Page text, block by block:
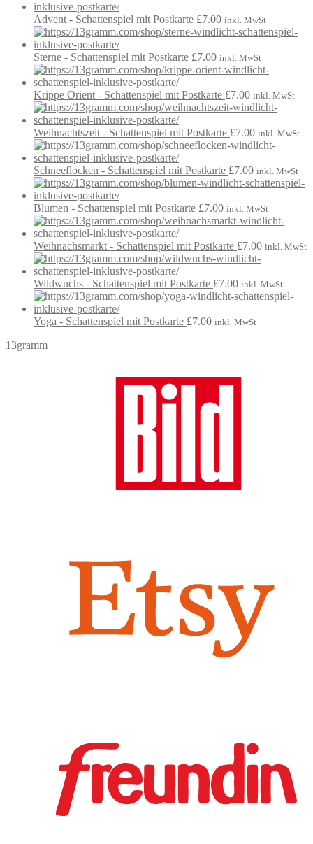
Advent - Schattenspiel mit Postkarte £7.00 inkl. MwSt
Sterne - Schattenspiel mit Postkarte £7.00 inkl. MwSt
Krippe Orient - Schattenspiel mit Postkarte £7.00 inkl. MwSt
Weihnachtszeit - Schattenspiel mit Postkarte £7.00 inkl. MwSt
Schneeflocken - Schattenspiel mit Postkarte £7.00 inkl. MwSt
Blumen - Schattenspiel mit Postkarte £7.00 inkl. MwSt
Weihnachsmarkt - Schattenspiel mit Postkarte £7.00 inkl. MwSt
Wildwuchs - Schattenspiel mit Postkarte £7.00 inkl. MwSt
Yoga - Schattenspiel mit Postkarte £7.00 inkl. MwSt
13gramm